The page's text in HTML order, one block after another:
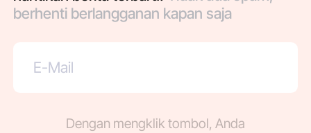
berhenti berlangganan kapan saja
Dengan mengklik tombol, Anda